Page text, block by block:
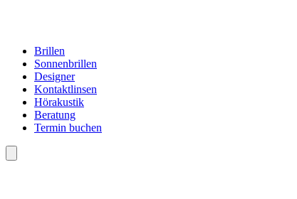
Brillen
Sonnenbrillen
Designer
Kontaktlinsen
Hörakustik
Beratung
Termin buchen